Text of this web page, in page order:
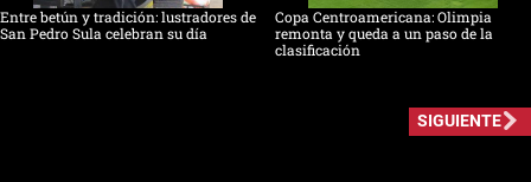
Entre betún y tradición: lustradores de
San Pedro Sula celebran su día
Copa Centroamericana: Olimpia
remonta y queda a un paso de la
clasificación
SIGUIENTE